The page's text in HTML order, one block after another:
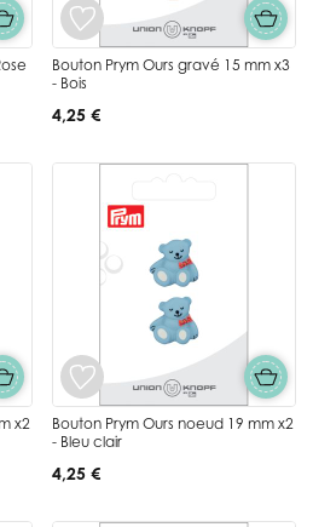
Bouton Prym Ours gravé 15 mm x3
- Bois
4,25 €
x2
Bouton Prym Ours noeud 19 mm x2
- Bleu clair
4,25 €